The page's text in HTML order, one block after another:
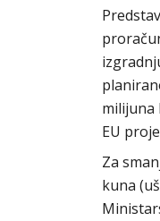
milijuna
EU
Za
kuna